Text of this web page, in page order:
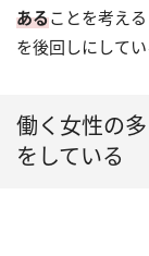
あることを考え
を後回しにして
働く女性の
をしている